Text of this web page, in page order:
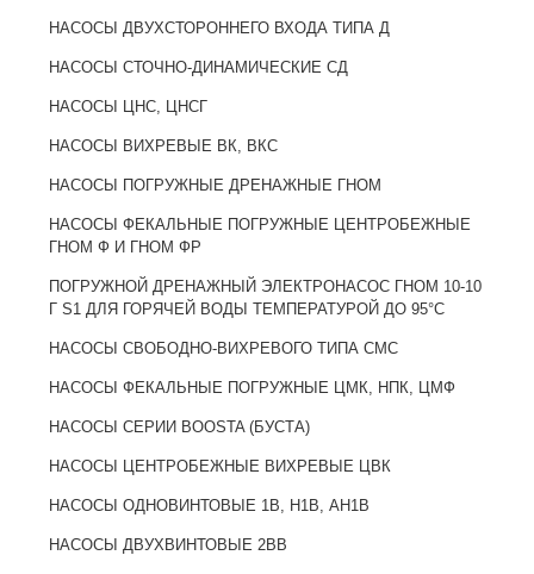
НАСОСЫ ДВУХСТОРОННЕГО ВХОДА ТИПА Д
НАСОСЫ СТОЧНО-ДИНАМИЧЕСКИЕ СД
НАСОСЫ ЦНС, ЦНСГ
НАСОСЫ ВИХРЕВЫЕ ВК, ВКС
НАСОСЫ ПОГРУЖНЫЕ ДРЕНАЖНЫЕ ГНОМ
НАСОСЫ ФЕКАЛЬНЫЕ ПОГРУЖНЫЕ ЦЕНТРОБЕЖНЫЕ
ГНОМ Ф И ГНОМ ФР
ПОГРУЖНОЙ ДРЕНАЖНЫЙ ЭЛЕКТРОНАСОС ГНОМ 10-10
Г S1 ДЛЯ ГОРЯЧЕЙ ВОДЫ ТЕМПЕРАТУРОЙ ДО 95°C
НАСОСЫ СВОБОДНО-ВИХРЕВОГО ТИПА CMC
НАСОСЫ ФЕКАЛЬНЫЕ ПОГРУЖНЫЕ ЦМК, НПК, ЦМФ
НАСОСЫ СЕРИИ BOOSTA (БУСТА)
НАСОСЫ ЦЕНТРОБЕЖНЫЕ ВИХРЕВЫЕ ЦВК
НАСОСЫ ОДНОВИНТОВЫЕ 1В, Н1В, АН1В
НАСОСЫ ДВУХВИНТОВЫЕ 2BB